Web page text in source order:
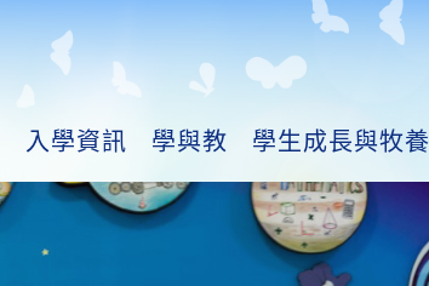
入學資訊 學與教 學生成長與牧養